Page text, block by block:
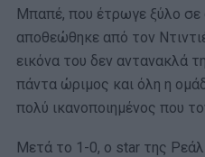
Μπαπέ, που έτρωγε ξύλο σε
αποθεώθηκε από τον
εικόνα του δεν αντανακλά
πάντα ώριμος και όλη η
πολύ ικανοποιημένος που
Μετά το 1-0, ο star της Ρεάλ